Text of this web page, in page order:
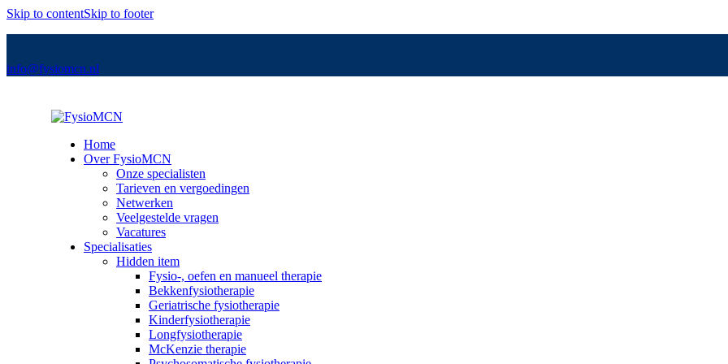
Skip to contentSkip to footer
info@fysiomcn.nl
Home
Over FysioMCN
Onze specialisten
Tarieven en vergoedingen
Netwerken
Veelgestelde vragen
Vacatures
Specialisaties
Hidden item
Fysio-, oefen en manueel therapie
Bekkenfysiotherapie
Geriatrische fysiotherapie
Kinderfysiotherapie
Longfysiotherapie
McKenzie therapie